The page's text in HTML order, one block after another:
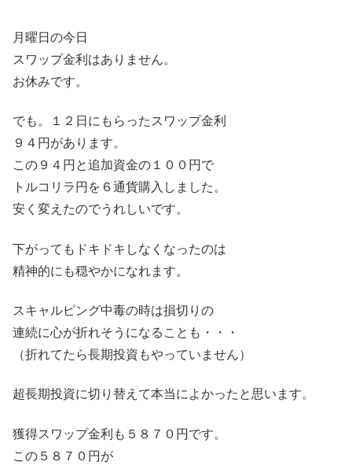
月曜日の今日
スワップ金利はありません。
お休みです。
でも。１２日にもらったスワップ金利
９４円があります。
この９４円と追加資金の１００円で
トルコリラ円を６通貨購入しました。
安く変えたのでうれしいです。
下がってもドキドキしなくなったのは
精神的にも穏やかになれます。
スキャルピング中毒の時は損切りの
連続に心が折れそうになることも・・・
（折れてたら長期投資もやっていません）
超長期投資に切り替えて本当によかったと思います。
獲得スワップ金利も５８７０円です。
この５８７０円が